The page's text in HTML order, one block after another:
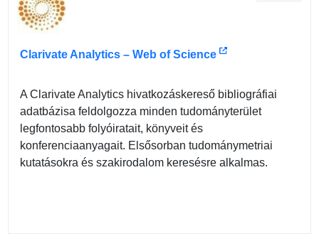
Clarivate Analytics – Web of Science
A Clarivate Analytics hivatkozáskereső bibliográfiai
adatbázisa feldolgozza minden tudományterület
legfontosabb folyóiratait, könyveit és
konferenciaanyagait. Elsősorban tudománymetriai
kutatásokra és szakirodalom keresésre alkalmas.